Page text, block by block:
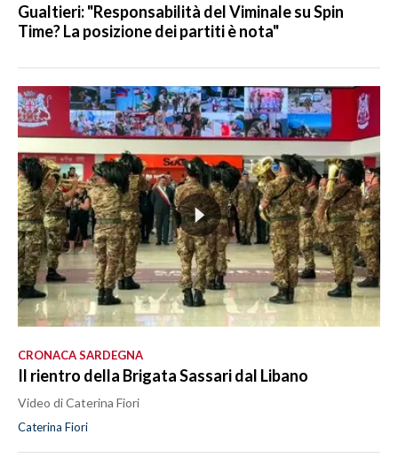
Gualtieri: "Responsabilità del Viminale su Spin
Time? La posizione dei partiti è nota"
CRONACA SARDEGNA
Il rientro della Brigata Sassari dal Libano
Video di Caterina Fiori
Caterina Fiori